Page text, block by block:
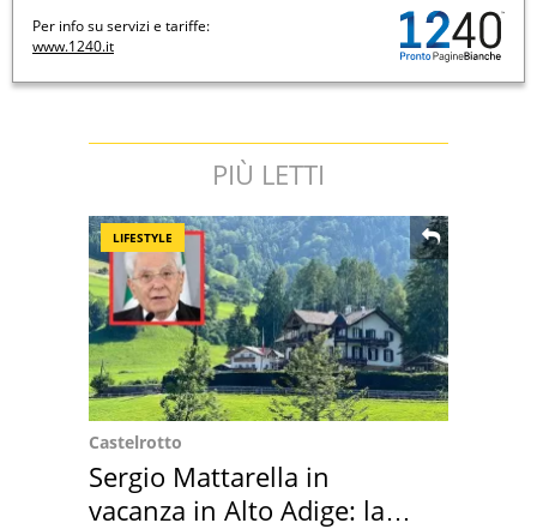
Per info su servizi e tariffe:
www.1240.it
PIÙ LETTI
LIFESTYLE
Castelrotto
Sergio Mattarella in
vacanza in Alto Adige: la